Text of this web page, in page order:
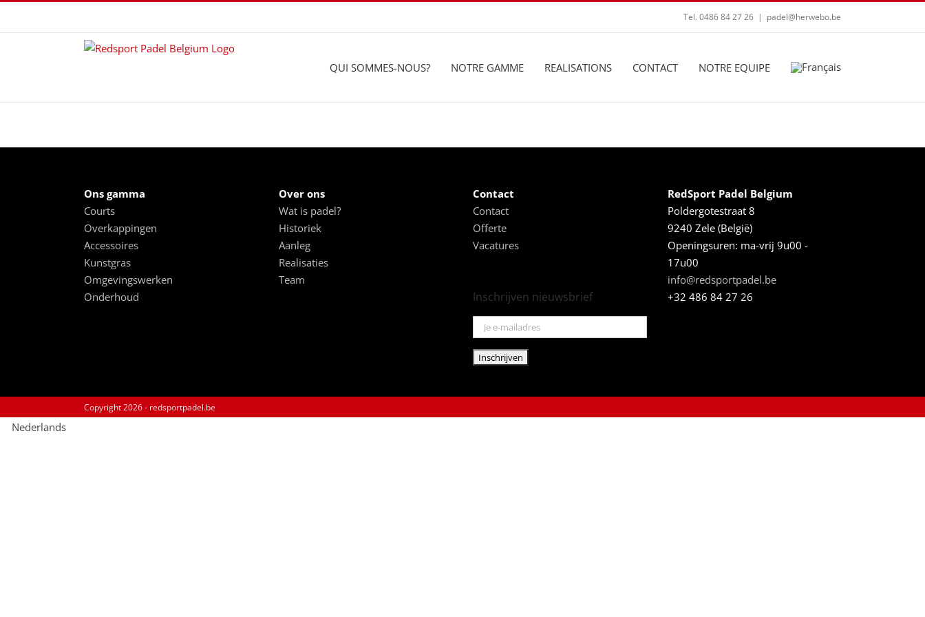
Tel. 0486 84 27 26 | padel@herwebo.be
QUI SOMMES-NOUS? NOTRE GAMME REALISATIONS CONTACT NOTRE EQUIPE
Ons gamma
Courts
Overkappingen
Accessoires
Kunstgras
Omgevingswerken
Onderhoud
Over ons
Wat is padel?
Historiek
Aanleg
Realisaties
Team
Contact
Contact
Offerte
Vacatures
Inschrijven nieuwsbrief
RedSport Padel Belgium
Poldergotestraat 8
9240 Zele (België)
Openingsuren: ma-vrij 9u00 -
17u00
info@redsportpadel.be
+32 486 84 27 26
Copyright2026 - redsportpadel.be
Nederlands